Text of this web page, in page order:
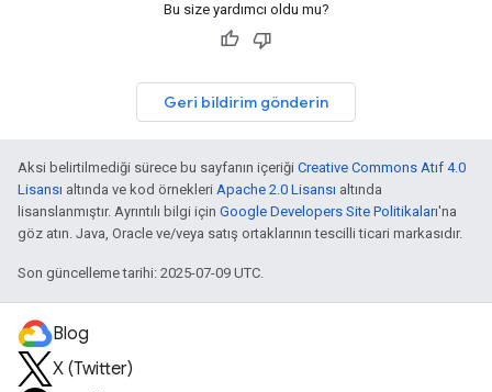
Bu size yardımcı oldu mu?
Geri bildirim gönderin
Aksi belirtilmediği sürece bu sayfanın içeriği Creative Commons Atıf 4.0
Lisansı altında ve kod örnekleri Apache 2.0 Lisansı altında
lisanslanmıştır. Ayrıntılı bilgi için Google Developers Site Politikaları'na
göz atın. Java, Oracle ve/veya satış ortaklarının tescilli ticari markasıdır.
Son güncelleme tarihi: 2025-07-09 UTC.
Blog
X (Twitter)